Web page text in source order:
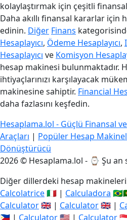
kolaylaştırmak için çeşitli
Daha akıllı finansal kararlar için
edinin. Diğer Finans
Hesaplayıcı, Ödeme Hesaplayıcı,
Hesaplayıcı ve Komisyon
hesap makinesi bulunmaktadır.
ihtiyaçlarınızı karşılayacak
makinesine sahiptir. Financial
daha fazlasını keşfedin.
Hesaplama.lol - Güçlü Finansal
Araçları | Popüler Hesap
Dönüştürücü
2026 © Hesaplama.lol - ⌚ Şu an
Diğer dillerdeki hesap
Calcolatrice🇮🇹 | Calculadora
Calculator🇬🇧 | Calculator🇬🇧 |
🇵🇭 | Calculator🇺🇸 | Calculator